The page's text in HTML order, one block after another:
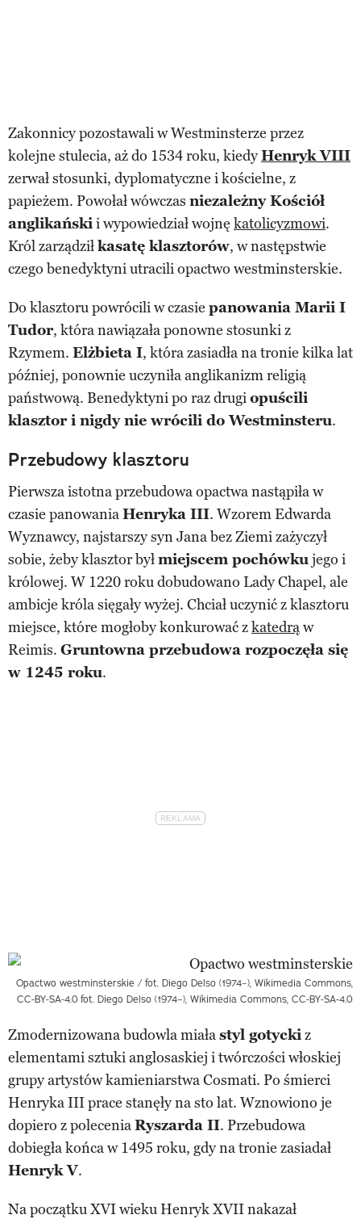
Zakonnicy pozostawali w Westminsterze przez
kolejne stulecia, aż do 1534 roku, kiedyHenryk VIII
zerwał stosunki, dyplomatyczne i kościelne, z
papieżem. Powołał wówczas niezależny Kościół
anglikańskii wypowiedział wojnę katolicyzmowi.
Król zarządziłkasatę klasztorów, w następstwie
czego benedyktyni utracili opactwo westminsterskie.
Do klasztoru powrócili w czasie panowania Marii I
Tudor, która nawiązała ponowne stosunki z
Rzymem. Elżbieta I, która zasiadła na tronie kilka lat
później, ponownie uczyniła anglikanizm religią
państwową. Benedyktyni po raz drugiopuścili
klasztor i nigdy nie wrócili do Westminsteru.
Przebudowy klasztoru
Pierwsza istotna przebudowa opactwa nastąpiła w
czasie panowaniaHenryka III. Wzorem Edwarda
Wyznawcy, najstarszy syn Jana bez Ziemi zażyczył
sobie, żeby klasztor byłmiejscem pochówkujego i
królowej. W 1220 roku dobudowano Lady Chapel, ale
ambicje króla sięgały wyżej. Chciał uczynić z klasztoru
miejsce, które mogłoby konkurować zkatedrąw
Reimis. Gruntowna przebudowa rozpoczęła się
w 1245 roku.
Opactwo westminsterskie / fot. Diego Delso (1974–), Wikimedia Commons,
CC-BY-SA-4.0 fot. Diego Delso (1974–), Wikimedia Commons, CC-BY-SA-4.0
Zmodernizowana budowla miałastyl gotyckiz
elementami sztuki anglosaskiej i twórczości włoskiej
grupy artystów kamieniarstwa Cosmati. Po śmierci
Henryka III prace stanęły na sto lat. Wznowiono je
dopiero z poleceniaRyszarda II. Przebudowa
dobiegła końca w 1495 roku, gdy na tronie zasiadał
Henryk V.
Na początku XVI wieku Henryk XVII nakazał